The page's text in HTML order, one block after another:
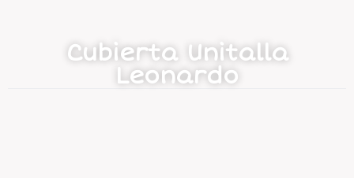
Cubierta Unitalla
Leonardo